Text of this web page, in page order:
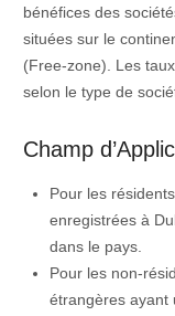
bénéfices des
situées sur le
(Free-zone). Les
selon le type de
Champ
Pour les
enregistrées à
dans le pays.
Pour les non-
étrangères ayant